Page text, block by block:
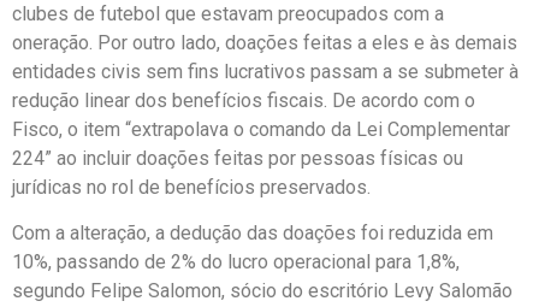
clubes de futebol que estavam preocupados com a
oneração. Por outro lado, doações feitas a eles e às demais
entidades civis sem fins lucrativos passam a se submeter à
redução linear dos benefícios fiscais. De acordo com o
Fisco, o item “extrapolava o comando da Lei Complementar
224” ao incluir doações feitas por pessoas físicas ou
jurídicas no rol de benefícios preservados.
Com a alteração, a dedução das doações foi reduzida em
10%, passando de 2% do lucro operacional para 1,8%,
segundo Felipe Salomon, sócio do escritório Levy Salomão